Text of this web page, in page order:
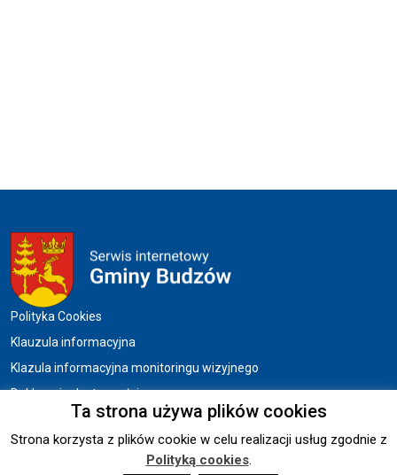
Menu w stopce
Polityka Cookies
Klauzula informacyjna
Klazula informacyjna monitoringu wizyjnego
Deklaracja dostępności
Copyright © 2026 UG BUDZÓW.
Ta strona używa plików cookies
Strona korzysta z plików cookie w celu realizacji usług zgodnie z
Polityką cookies.